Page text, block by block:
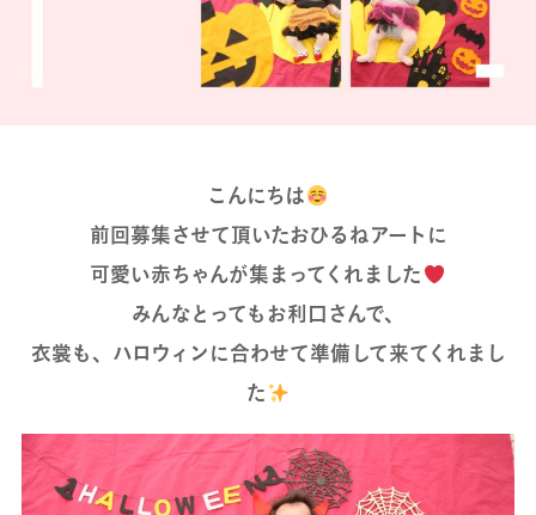
こんにちは
前回募集させて頂いたおひるねアートに
可愛い赤ちゃんが集まってくれました
みんなとってもお利口さんで、
衣裳も、ハロウィンに合わせて準備して来てくれまし
た